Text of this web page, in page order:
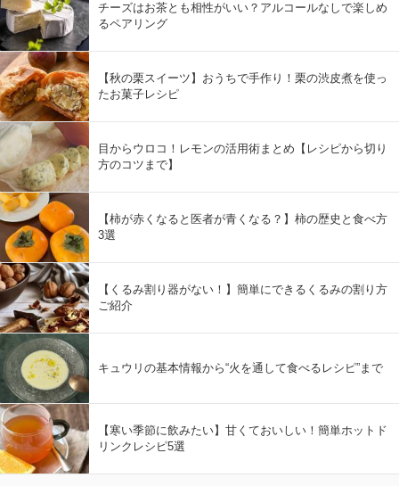
チーズはお茶とも相性がいい？アルコールなしで楽しめ
るペアリング
【秋の栗スイーツ】おうちで手作り！栗の渋皮煮を使っ
たお菓子レシピ
目からウロコ！レモンの活用術まとめ【レシピから切り
方のコツまで】
【柿が赤くなると医者が青くなる？】柿の歴史と食べ方
3選
【くるみ割り器がない！】簡単にできるくるみの割り方
ご紹介
キュウリの基本情報から“火を通して食べるレシピ”まで
【寒い季節に飲みたい】甘くておいしい！簡単ホットド
リンクレシピ5選